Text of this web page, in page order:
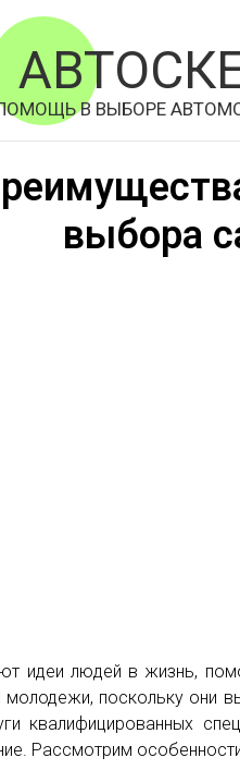
В ВЫБОРЕ
выбора
идеи людей в жизнь,
поскольку они
квалифицированных
Рассмотрим